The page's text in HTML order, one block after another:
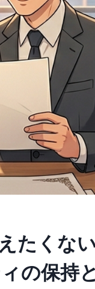
たくな
の保持